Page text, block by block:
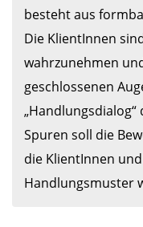
besteht aus
Die KlientInnen
wahrzunehmen
geschlossenen
Spuren soll die
die KlientInnen
Handlungsmuster